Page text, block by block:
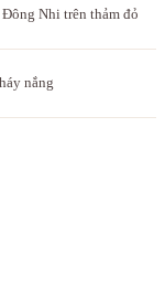
Nhi trên thảm đỏ
nắng